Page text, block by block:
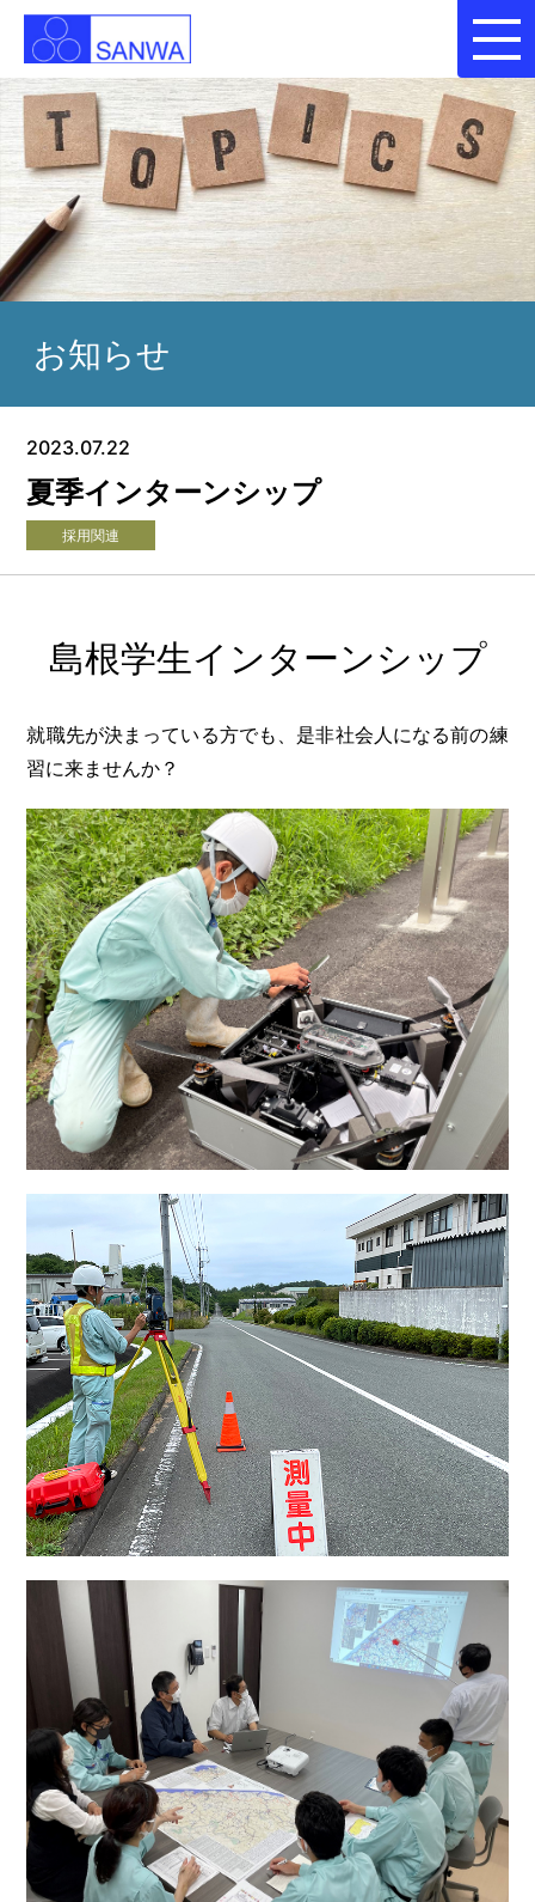
お知らせ
2023.07.22
夏季インターンシップ
採用関連
島根学生インターンシップ
就職先が決まっている方でも、是非社会人になる前の練
習に来ませんか？